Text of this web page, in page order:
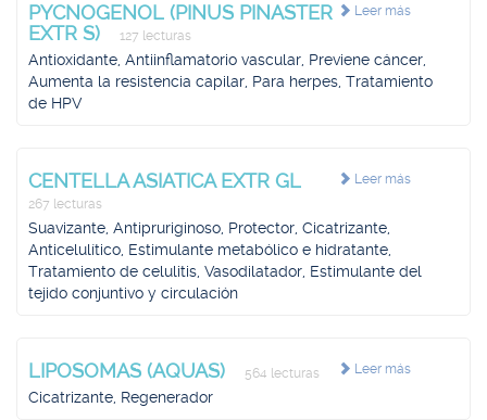
Leer más
PYCNOGENOL (PINUS PINASTER
EXTR S)
127 lecturas
Antioxidante, Antiinflamatorio vascular, Previene cáncer,
Aumenta la resistencia capilar, Para herpes, Tratamiento
de HPV
Leer más
CENTELLA ASIATICA EXTR GL
267 lecturas
Suavizante, Antipruriginoso, Protector, Cicatrizante,
Anticelulítico, Estimulante metabólico e hidratante,
Tratamiento de celulitis, Vasodilatador, Estimulante del
tejido conjuntivo y circulación
Leer más
LIPOSOMAS (AQUAS) 564 lecturas
Cicatrizante, Regenerador